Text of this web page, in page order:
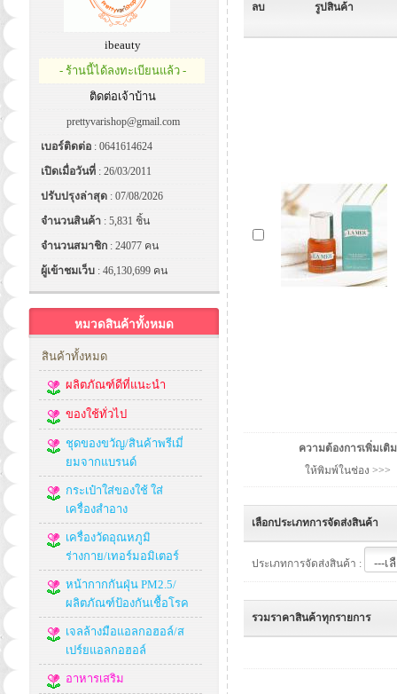
ibeauty
- ร้านนี้ได้ลงทะเบียนแล้ว -
ติดต่อเจ้าบ้าน
prettyvarishop@gmail.com
เบอร์ติดต่อ : 0641614624
เปิดเมื่อวันที่ : 26/03/2011
ปรับปรุงล่าสุด : 07/08/2026
จำนวนสินค้า : 5,831 ชิ้น
จำนวนสมาชิก : 24077 คน
ผู้เข้าชมเว็บ : 46,130,699 คน
หมวดสินค้าทั้งหมด
สินค้าทั้งหมด
ผลิตภัณฑ์ดีที่แนะนำ
ของใช้ทั่วไป
ชุดของขวัญ/สินค้าพรีเมี่
ยมจากแบรนด์
กระเป๋าใส่ของใช้ ใส่
เครื่องสำอาง
เครื่องวัดอุณหภูมิ
ร่างกาย/เทอร์มอมิเตอร์
หน้ากากกันฝุ่น PM2.5/
ผลิตภัณฑ์ป้องกันเชื้อโรค
เจลล้างมือแอลกอฮอล์/ส
เปร์ยแอลกอฮอล์
อาหารเสริม
ลบ รูปสินค้า
ความต้องการเพิ่มเติม
ให้พิมพ์ในช่อง >>>
เลือกประเภทการจัดส่งสินค้า
ประเภทการจัดส่งสินค้า :
รวมราคาสินค้าทุกรายการ